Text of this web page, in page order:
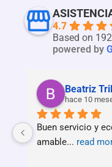
4.7
Based on
powered by G
Beatriz
hace 10
Buen servicio y
amable... read